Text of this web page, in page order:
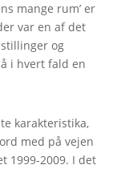
mange rum’ er
var en af det
og
i hvert fald en
karakteristika,
med på vejen
1999-2009. I det